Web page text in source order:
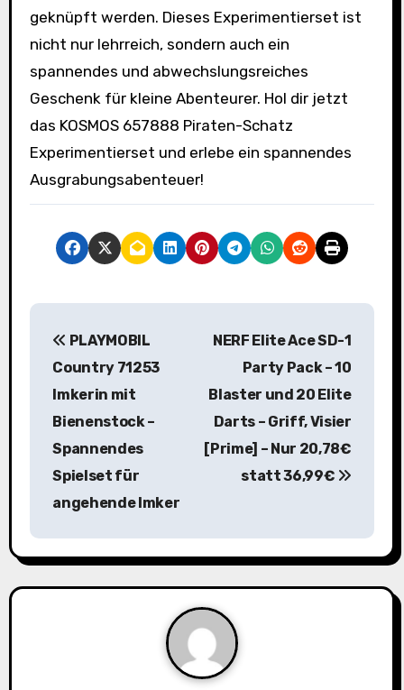
geknüpft werden. Dieses Experimentierset ist
nicht nur lehrreich, sondern auch ein
spannendes und abwechslungsreiches
Geschenk für kleine Abenteurer. Hol dir jetzt
das KOSMOS 657888 Piraten-Schatz
Experimentierset und erlebe ein spannendes
Ausgrabungsabenteuer!
B
g
s
PLAYMOBIL
Country 71253
Imkerin mit
Bienenstock –
Spannendes
Spielset für
angehende Imker
NERF Elite Ace SD-1
Party Pack – 10
Blaster und 20 Elite
Darts – Griff, Visier
[Prime] – Nur 20,78€
statt 36,99€